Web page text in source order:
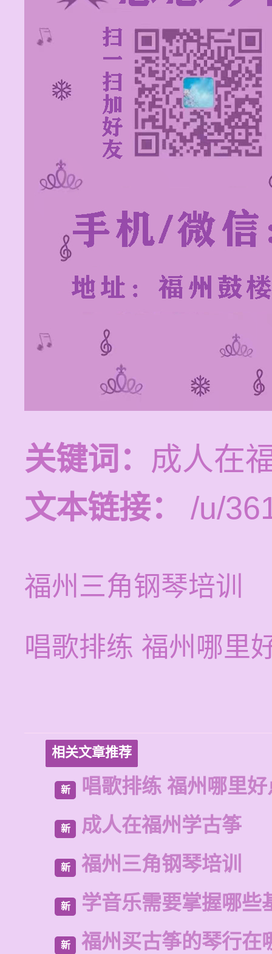
关键词： 成人在
文本链接：
/u/
福州三角钢琴培训
唱歌排练 福州哪里
相关文章推荐
新 唱歌排练 福州哪里
新 成人在福州学古筝
新 福州三角钢琴培训
新 学音乐需要掌握哪些
新 福州买古筝的琴行在